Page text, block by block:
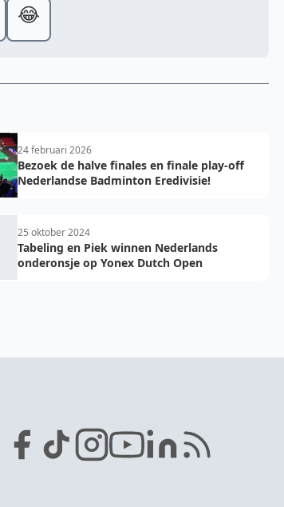
😂
24 februari 2026
Bezoek de halve finales en finale play-off
Nederlandse Badminton Eredivisie!
25 oktober 2024
Tabeling en Piek winnen Nederlands
onderonsje op Yonex Dutch Open